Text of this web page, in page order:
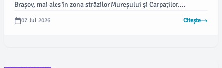
Brașov, mai ales în zona străzilor Mureșului și Carpaților.
Viceprimarul a menționat că animalul a fost observat frecvent
încercând să deschidă containerele de gunoi și chiar a rupt
07 Jul 2026 Citește